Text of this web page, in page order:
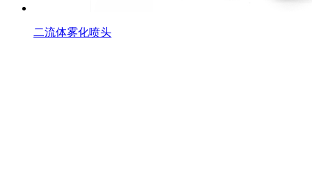
二流体雾化喷头